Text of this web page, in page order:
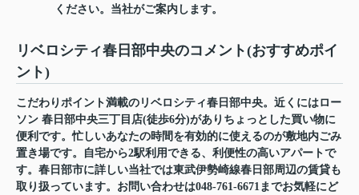
ください。当社がご案内します。
リベロシティ春日部中央のコメント(おすすめポイ
ント)
こだわりポイント満載のリベロシティ春日部中央。近くにはロー
ソン 春日部中央三丁目店(徒歩6分)がありちょっとした買い物に
便利です。忙しいあなたの時間を有効的に使えるのが敷地内ごみ
置き場です。自宅から2駅利用できる、利便性の高いアパートで
す。春日部市に詳しい当社では東武伊勢崎線春日部周辺の賃貸も
取り扱っています。お問い合わせは048-761-6671までお気軽にど